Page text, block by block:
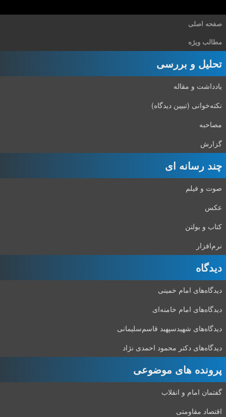
صفحه اصلی
مطالب ویژه
تحلیل و بررسی
یادداشت و مقاله
نکته‌خوانی (تبیین دیدگاه)
مصاحبه
گزارش
چند رسانه ای
صوت و فیلم
عکس
کتاب و بولتن
نرم‌افزار
دیدگاه‌
دیدگاه‌های امام خمینی
دیدگاه‌های امام خامنه‌ای
دیدگاه‌های شهید‌سپهبد قاسم‌سلیمانی
دیدگاه‌های دکتر محمود احمدی نژاد
پرونده های موضوعی
گفتمان امام و انقلاب
اقتصاد مقاومتی